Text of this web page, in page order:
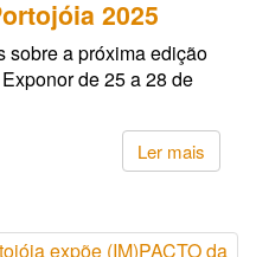
2025
sobre a próxima edição
de 25 a 28 de
Ler mais